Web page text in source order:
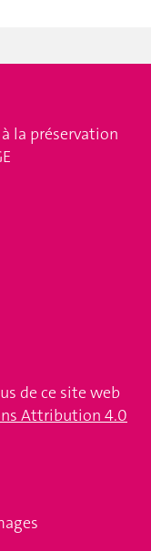
la préservation
de ce site web
Attribution 4.0